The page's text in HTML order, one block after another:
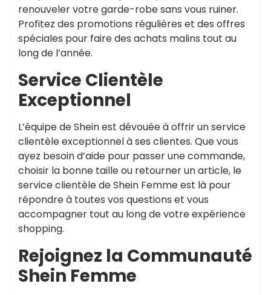
renouveler votre garde-robe sans vous ruiner.
Profitez des promotions régulières et des offres
spéciales pour faire des achats malins tout au
long de l’année.
Service Clientèle
Exceptionnel
L’équipe de Shein est dévouée à offrir un service
clientèle exceptionnel à ses clientes. Que vous
ayez besoin d’aide pour passer une commande,
choisir la bonne taille ou retourner un article, le
service clientèle de Shein Femme est là pour
répondre à toutes vos questions et vous
accompagner tout au long de votre expérience
shopping.
Rejoignez la Communauté
Shein Femme